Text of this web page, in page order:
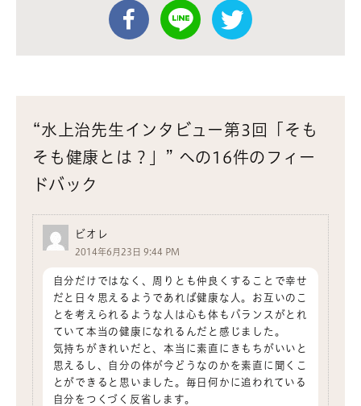
“水上治先生インタビュー第3回「そも
そも健康とは？」” への16件のフィー
ドバック
ビオレ
2014年6月23日 9:44 PM
自分だけではなく、周りとも仲良くすることで幸せ
だと日々思えるようであれば健康な人。お互いのこ
とを考えられるような人は心も体もバランスがとれ
ていて本当の健康になれるんだと感じました。
気持ちがきれいだと、本当に素直にきもちがいいと
思えるし、自分の体が今どうなのかを素直に聞くこ
とができると思いました。毎日何かに追われている
自分をつくづく反省します。